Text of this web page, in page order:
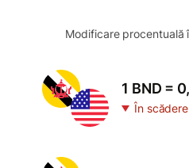
Modificare procentuală
1 BND =
În